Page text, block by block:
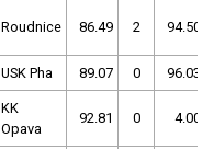
Roudnice 86.49 2 94.50
USK Pha 89.07 0 96.03
KK
Opava
92.81 0 4.00